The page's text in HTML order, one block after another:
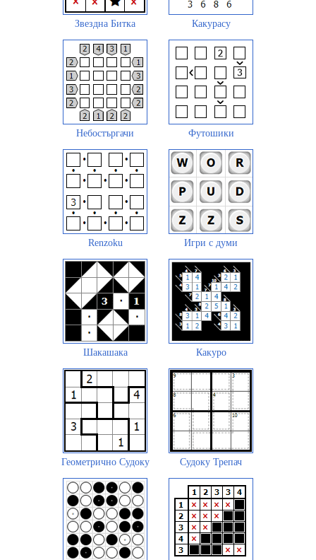
Звездна Битка Какурасу
Небостъргачи Футошики
Renzoku Игри с думи
Шакашака Какуро
Геометрично Судоку Судоку Трепач